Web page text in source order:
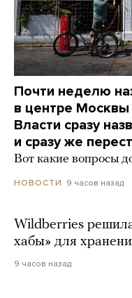
Почти неделю
в центре
Власти сразу
и сразу же
Вот какие вопросы
НОВОСТИ 9 часов назад
Wildberries
хабы» для
9 часов назад